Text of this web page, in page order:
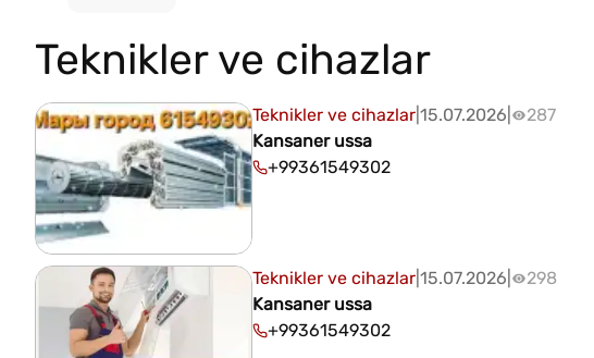
Teknikler ve cihazlar
Teknikler ve cihazlar 15.07.2026
287
Kansaner ussa
+99361549302
Teknikler ve cihazlar 15.07.2026
298
Kansaner ussa
+99361549302